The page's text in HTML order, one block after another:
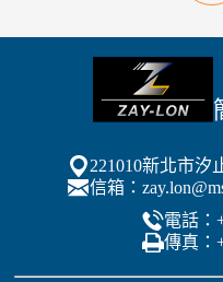
221010新北市汐
信箱：
電話：
傳真：